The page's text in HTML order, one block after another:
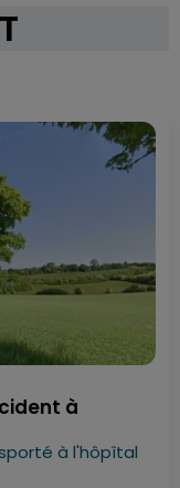
à
à l'hôpîtal